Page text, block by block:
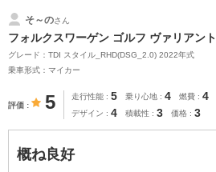
そ～のさん
フォルクスワーゲン ゴルフ ヴァリアント
グレード：TDI スタイル_RHD(DSG_2.0) 2022年式
乗車形式：マイカー
評価 5 走行性能 5 乗り心地 4 燃費 4
デザイン 4 積載性 3 価格 3
概ね良好